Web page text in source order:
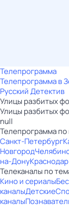
Телепрограмма
Телепрограмма в
Русский Детектив
Улицы разбитых
Улицы разбитых
null
Телепрограмма по
Санкт-Петербург
Новгород
на-ДонуКраснодар
Телеканалы по
Кино и сериалы
каналыДетские
каналы